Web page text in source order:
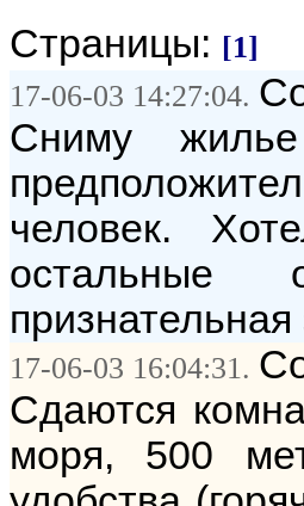
Страницы: [1]
17-06-03 14:27:04.
Сниму
человек.
остальные
17-06-03 16:04:31.
Сдаются
моря, 500